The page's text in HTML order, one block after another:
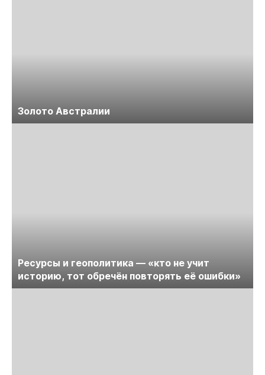
Золото Австралии
Ресурсы и геополитика — «кто не учит
историю, тот обречён повторять её ошибки»